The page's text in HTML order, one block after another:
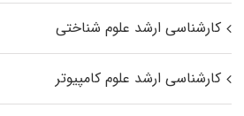
کارشناسی ارشد علوم شناختی
کارشناسی ارشد علوم کامپیوتر